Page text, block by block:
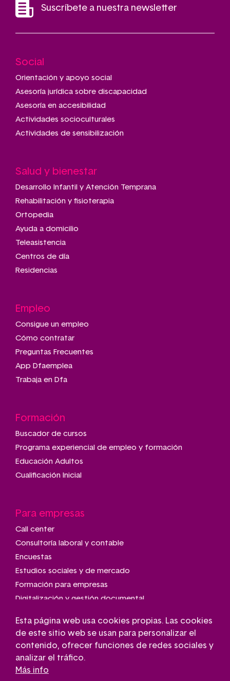
Suscríbete a nuestra newsletter
Main
navigation
Social
Orientación y apoyo social
Asesoría jurídica sobre discapacidad
Asesoría en accesibilidad
Actividades socioculturales
Actividades de sensibilización
Salud y bienestar
Desarrollo Infantil y Atención Temprana
Rehabilitación y fisioterapia
Ortopedia
Ayuda a domicilio
Teleasistencia
Centros de día
Residencias
Empleo
Consigue un empleo
Cómo contratar
Preguntas Frecuentes
App Dfaemplea
Trabaja en Dfa
Formación
Buscador de cursos
Programa experiencial de empleo y formación
Educación Adultos
Cualificación Inicial
Para empresas
Call center
Consultoría laboral y contable
Encuestas
Estudios sociales y de mercado
Formación para empresas
Digitalización y gestión documental
Transporte adaptado
Conserjería
Esta página web usa cookies propias. Las cookies
de este sitio web se usan para personalizar el
contenido, ofrecer funciones de redes sociales y
analizar el tráfico.
Más info